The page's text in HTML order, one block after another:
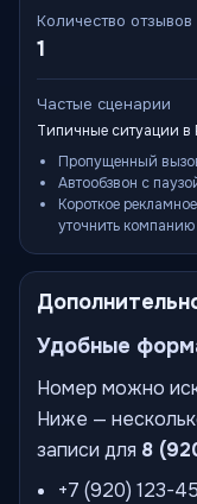
Количество отзывов
1
Частые сценарии
Типичные ситуации в
Пропущенный
Автообзвон с
Короткое
уточнить компанию
Удобные
Номер можно
Ниже —
записи для 8
+7 (920) 123-